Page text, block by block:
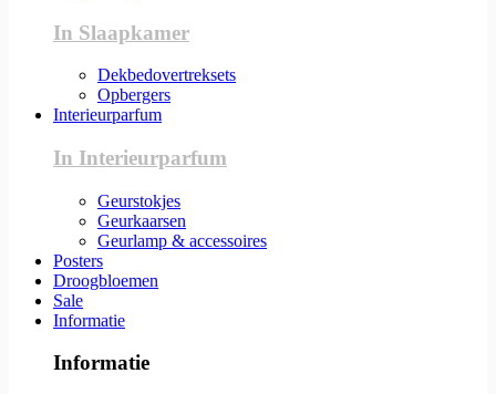
In Slaapkamer
Dekbedovertreksets
Opbergers
Interieurparfum
In Interieurparfum
Geurstokjes
Geurkaarsen
Geurlamp & accessoires
Posters
Droogbloemen
Sale
Informatie
Informatie